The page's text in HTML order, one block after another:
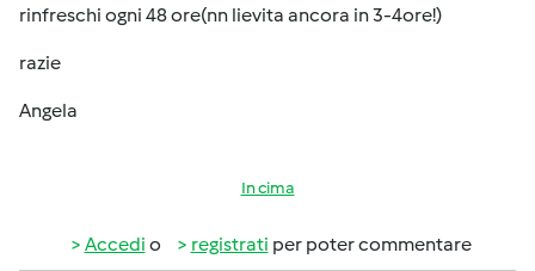
rinfreschi ogni 48 ore(nn lievita ancora in 3-4ore!)
razie
Angela
In cima
Accedi o registrati per poter commentare